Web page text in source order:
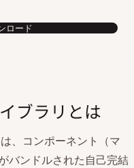
ロード
ブラリとは
、コンポーネント（マ
バンドルされた自己完結